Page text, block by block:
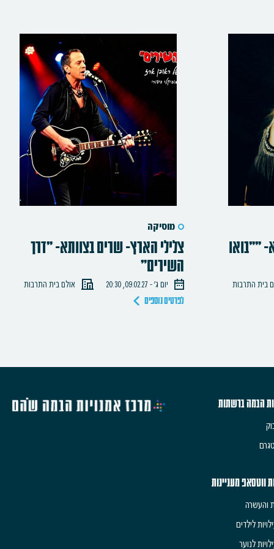
""בואו
בית התרבות
מוסיקה
צלילי הארץ- שרים בצוותא- "דרך
השירים"
יום ג׳ - 09.02.27, 20:30 אולם בית התרבות
לפרטים נוספים
הבמה ברשתות
ווטסאפ מעניינות
והעשרה
לילדים
לנוער